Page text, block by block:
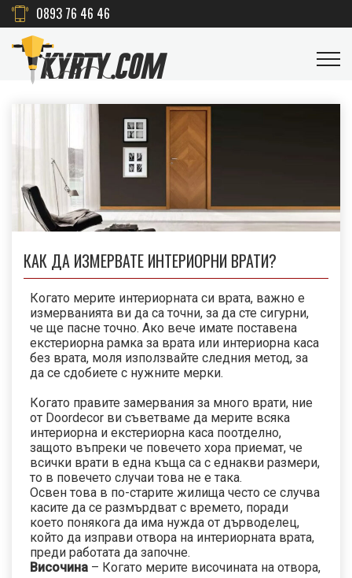
0893 76 46 46
КАК ДА ИЗМЕРВАТЕ ИНТЕРИОРНИ ВРАТИ?
Когато мерите интериорната си врата, важно е
измерванията ви да са точни, за да сте сигурни,
че ще пасне точно. Ако вече имате поставена
екстериорна рамка за врата или интериорна каса
без врата, моля използвайте следния метод, за
да се сдобиете с нужните мерки.
Когато правите замервания за много врати, ние
от Doordecor ви съветваме да мерите всяка
интериорна и екстериорна каса поотделно,
защото въпреки че повечето хора приемат, че
всички врати в една къща са с еднакви размери,
то в повечето случаи това не е така.
Освен това в по-старите жилища често се случва
касите да се размърдват с времето, поради
което понякога да има нужда от дърводелец,
който да изправи отвора на интериорната врата,
преди работата да започне.
Височина – Когато мерите височината на отвора,